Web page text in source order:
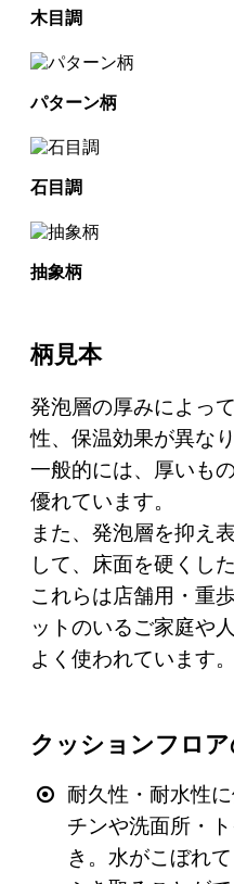
木目調
パターン柄
石目調
抽象柄
柄見本
発泡層の厚みによっ
性、保温効果が異なり
一般的には、厚いも
優れています。
また、発泡層を抑え
して、床面を硬くし
これらは店舗用・重
ットのいるご家庭や
よく使われています。
クッションフロ
耐久性・耐水性
チンや洗面所・
き。水がこぼれ